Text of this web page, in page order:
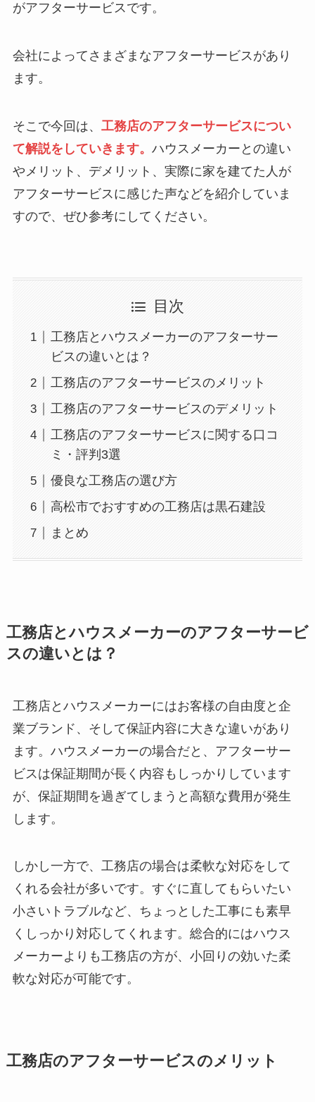
がアフターサービスです。
会社によってさまざまなアフターサービスがあり
ます。
そこで今回は、 工務店のアフターサービスについ
て解説をしていきます。 ハウスメーカーとの違い
やメリット、デメリット、実際に家を建てた人が
アフターサービスに感じた声などを紹介していま
すので、ぜひ参考にしてください。
目次
工務店とハウスメーカーのアフターサー
ビスの違いとは？
工務店のアフターサービスのメリット
工務店のアフターサービスのデメリット
工務店のアフターサービスに関する口コ
ミ・評判3選
優良な工務店の選び方
高松市でおすすめの工務店は黒石建設
まとめ
工務店とハウスメーカーのアフターサービ
スの違いとは？
工務店とハウスメーカーにはお客様の自由度と企
業ブランド、そして保証内容に大きな違いがあり
ます。ハウスメーカーの場合だと、アフターサー
ビスは保証期間が長く内容もしっかりしています
が、保証期間を過ぎてしまうと高額な費用が発生
します。
しかし一方で、工務店の場合は柔軟な対応をして
くれる会社が多いです。すぐに直してもらいたい
小さいトラブルなど、ちょっとした工事にも素早
くしっかり対応してくれます。総合的にはハウス
メーカーよりも工務店の方が、小回りの効いた柔
軟な対応が可能です。
工務店のアフターサービスのメリット